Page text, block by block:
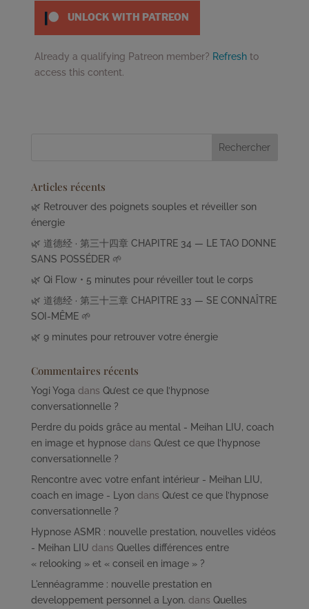
UNLOCK WITH PATREON
Already a qualifying Patreon member? Refreshto
access this content.
Articles récents
🌿 Retrouver des poignets souples et réveiller son
énergie
🌿 道德经 · 第三十四章 CHAPITRE 34 — LE TAO DONNE
SANS POSSÉDER 🌱
🌿 Qi Flow • 5 minutes pour réveiller tout le corps
🌿 道德经 · 第三十三章 CHAPITRE 33 — SE CONNAÎTRE
SOI-MÊME 🌱
🌿 9 minutes pour retrouver votre énergie
Commentaires récents
Yogi Yoga dans Qu’est ce que l’hypnose
conversationnelle ?
Perdre du poids grâce au mental - Meihan LIU, coach
en image et hypnosedans Qu’est ce que l’hypnose
conversationnelle ?
Rencontre avec votre enfant intérieur - Meihan LIU,
coach en image - Lyondans Qu’est ce que l’hypnose
conversationnelle ?
Hypnose ASMR : nouvelle prestation, nouvelles vidéos
- Meihan LIU dans Quelles différences entre
« relooking » et « conseil en image » ?
L'ennéagramme : nouvelle prestation en
developpement personnel a Lyon. dans Quelles